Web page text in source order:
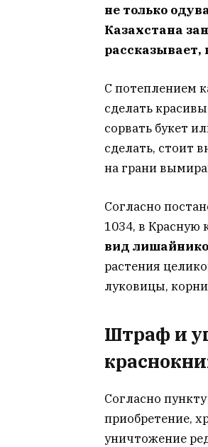
не только
Казахстана
рассказывает,
С потеплением
сделать
сорвать букет
сделать, стоит
на грани
Согласно
1034, в Красную
вид
растения
луковицы,
Штраф и
Согласно
приобретение,
уничтожение